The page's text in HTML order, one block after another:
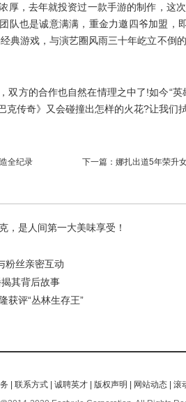
，去年就投资过一款手游的制作，这
队也是诚意满满，重金力邀四爷加盟，
典游戏，与演艺圈风雨三十年屹立不倒
方的合作也自然在情理之中了!如今“英
克传奇》又会碰撞出怎样的火花?让我们
全纪录 下一篇： 娜扎出道5年荣升
，是人间第一大美味享受！
粉丝亲密互动
其背后故事
获评“丛林生存王”
| 联系方式| 诚聘英才| 版权声明 | 网站动态| 滚